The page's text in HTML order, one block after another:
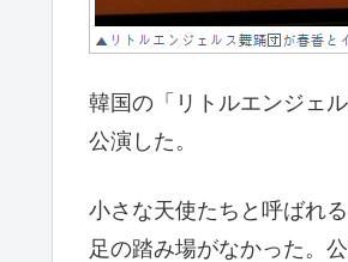
韓国の「リトルエンジェ
公演した。
小さな天使たちと呼ばれ
足の踏み場がなかった。